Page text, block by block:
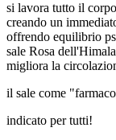
si lavora tutto il
creando un
offrendo equilibrio
sale Rosa
migliora la
il sale come
indicato per tutti!